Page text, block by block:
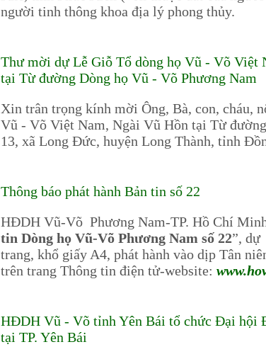
người tinh thông khoa địa lý phong thủy.
Thư mời dự Lễ Giỗ Tổ dòng họ Vũ - Võ Việt
tại Từ đường Dòng họ Vũ - Võ Phương Nam
Xin trân trọng kính mời Ông, Bà, con, cháu,
Vũ - Võ Việt Nam, Ngài Vũ Hồn tại Từ
13, xã Long Đức, huyện Long Thành, tỉnh
Thông báo phát hành Bản tin số 22
HĐDH Vũ-Võ Phương Nam-TP. Hồ Chí
tin Dòng họ Vũ-Võ Phương Nam số 22”, dự
trang, khổ giấy A4, phát hành vào dịp Tân
trên trang Thông tin điện tử-website:
HĐDH Vũ - Võ tỉnh Yên Bái tổ chức Đại hội
tại TP. Yên Bái